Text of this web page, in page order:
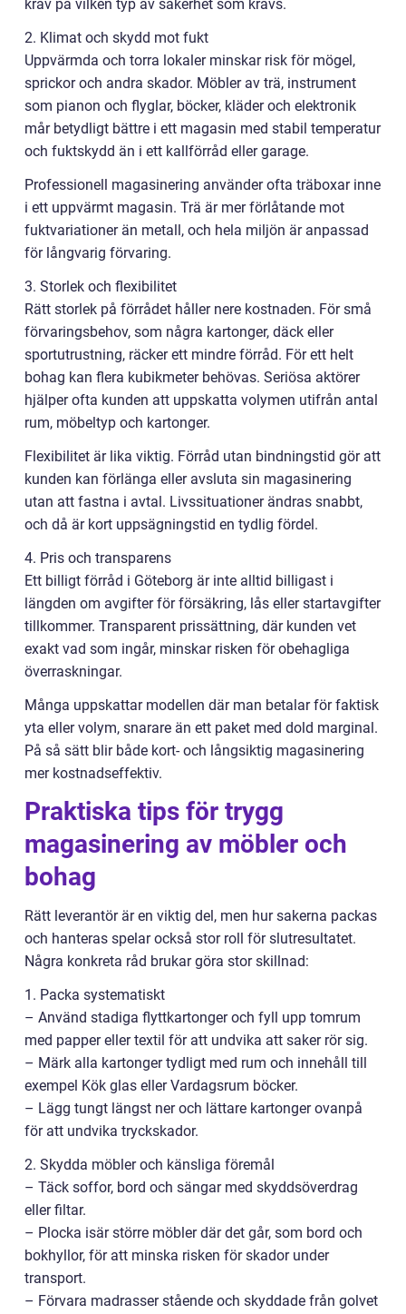
krav på vilken typ av säkerhet som krävs.
2. Klimat och skydd mot fukt
Uppvärmda och torra lokaler minskar risk för mögel,
sprickor och andra skador. Möbler av trä, instrument
som pianon och flyglar, böcker, kläder och elektronik
mår betydligt bättre i ett magasin med stabil temperatur
och fuktskydd än i ett kallförråd eller garage.
Professionell magasinering använder ofta träboxar inne
i ett uppvärmt magasin. Trä är mer förlåtande mot
fuktvariationer än metall, och hela miljön är anpassad
för långvarig förvaring.
3. Storlek och flexibilitet
Rätt storlek på förrådet håller nere kostnaden. För små
förvaringsbehov, som några kartonger, däck eller
sportutrustning, räcker ett mindre förråd. För ett helt
bohag kan flera kubikmeter behövas. Seriösa aktörer
hjälper ofta kunden att uppskatta volymen utifrån antal
rum, möbeltyp och kartonger.
Flexibilitet är lika viktig. Förråd utan bindningstid gör att
kunden kan förlänga eller avsluta sin magasinering
utan att fastna i avtal. Livssituationer ändras snabbt,
och då är kort uppsägningstid en tydlig fördel.
4. Pris och transparens
Ett billigt förråd i Göteborg är inte alltid billigast i
längden om avgifter för försäkring, lås eller startavgifter
tillkommer. Transparent prissättning, där kunden vet
exakt vad som ingår, minskar risken för obehagliga
överraskningar.
Många uppskattar modellen där man betalar för faktisk
yta eller volym, snarare än ett paket med dold marginal.
På så sätt blir både kort- och långsiktig magasinering
mer kostnadseffektiv.
Praktiska tips för trygg
magasinering av möbler och
bohag
Rätt leverantör är en viktig del, men hur sakerna packas
och hanteras spelar också stor roll för slutresultatet.
Några konkreta råd brukar göra stor skillnad:
1. Packa systematiskt
– Använd stadiga flyttkartonger och fyll upp tomrum
med papper eller textil för att undvika att saker rör sig.
– Märk alla kartonger tydligt med rum och innehåll till
exempel Kök glas eller Vardagsrum böcker.
– Lägg tungt längst ner och lättare kartonger ovanpå
för att undvika tryckskador.
2. Skydda möbler och känsliga föremål
– Täck soffor, bord och sängar med skyddsöverdrag
eller filtar.
– Plocka isär större möbler där det går, som bord och
bokhyllor, för att minska risken för skador under
transport.
– Förvara madrasser stående och skyddade från golvet